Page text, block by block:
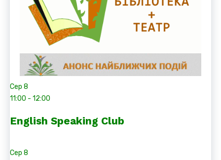
Сер 8
11:00 - 12:00
English Speaking Club
Сер 8